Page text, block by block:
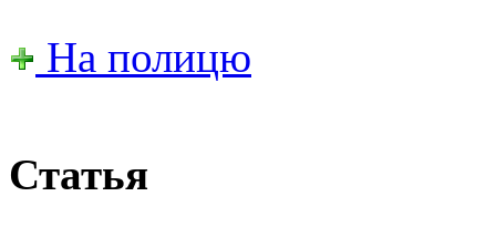
На полицю
Статья